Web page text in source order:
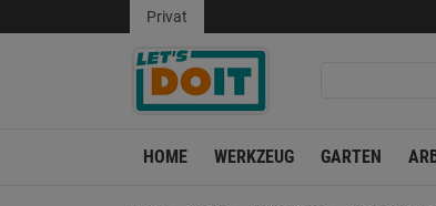
Privat
HOME WERKZEUG GARTEN